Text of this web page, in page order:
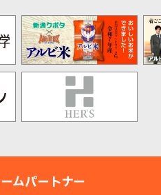
ムパートナー